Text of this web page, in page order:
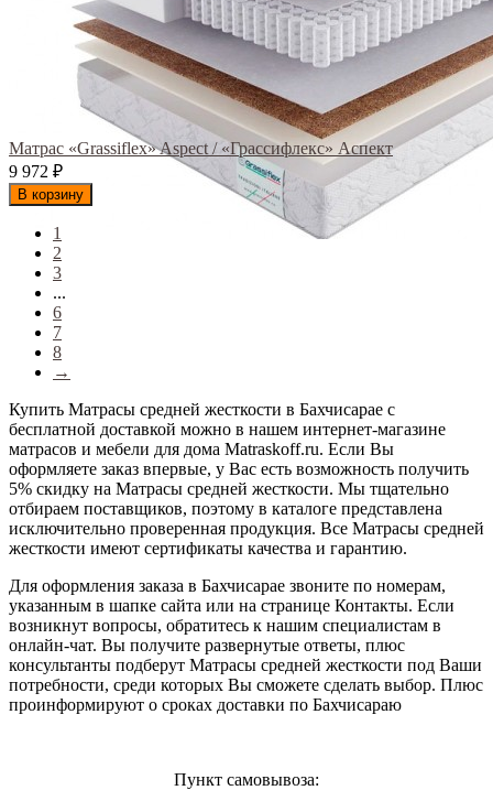
Матрас «Grassiflex» Aspect / «Грассифлекс» Аспект
9 972 ₽
В корзину
1
2
3
...
6
7
8
→
Купить Матрасы средней жесткости в Бахчисарае с
бесплатной доставкой можно в нашем интернет-магазине
матрасов и мебели для дома Matraskoff.ru. Если Вы
оформляете заказ впервые, у Вас есть возможность получить
5% скидку на Матрасы средней жесткости. Мы тщательно
отбираем поставщиков, поэтому в каталоге представлена
исключительно проверенная продукция. Все Матрасы средней
жесткости имеют сертификаты качества и гарантию.
Для оформления заказа в Бахчисарае звоните по номерам,
указанным в шапке сайта или на странице Контакты. Если
возникнут вопросы, обратитесь к нашим специалистам в
онлайн-чат. Вы получите развернутые ответы, плюс
консультанты подберут Матрасы средней жесткости под Ваши
потребности, среди которых Вы сможете сделать выбор. Плюс
проинформируют о сроках доставки по Бахчисараю
Пункт самовывоза: